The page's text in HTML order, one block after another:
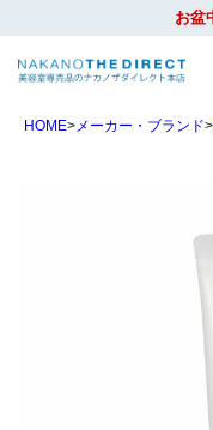
お盆
HOME メーカー・ブランド